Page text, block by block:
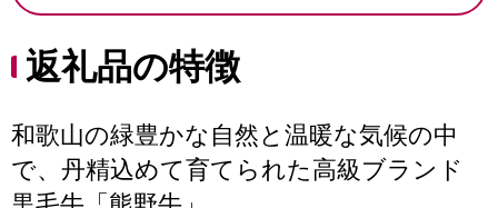
返礼品の特徴
和歌山の緑豊かな自然と温暖な気候の中
で、丹精込めて育てられた高級ブランド